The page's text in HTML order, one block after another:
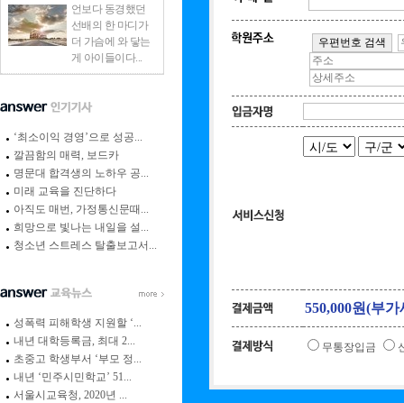
언보다 동경했던
선배의 한 마디가
더 가슴에 와 닿는
게 아이들이다...
‘최소이익 경영’으로 성공...
깔끔함의 매력, 보드카
명문대 합격생의 노하우 공...
미래 교육을 진단하다
아직도 매번, 가정통신문때...
희망으로 빛나는 내일을 설...
청소년 스트레스 탈출보고서...
성폭력 피해학생 지원할 ‘...
내년 대학등록금, 최대 2...
초중고 학생부서 ‘부모 정...
내년 ‘민주시민학교’ 51...
서울시교육청, 2020년 ...
무통장입금